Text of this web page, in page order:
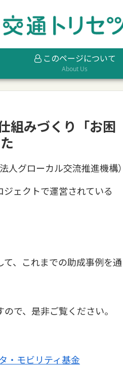
このページについて
About Us
組みづくり「お困
グローカル交流推進機構）
ェクトで運営されている
て、これまでの助成事例を通
で、是非ご覧ください。
・モビリティ基金